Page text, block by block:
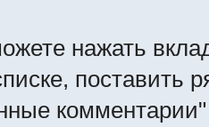
нажать
поставить